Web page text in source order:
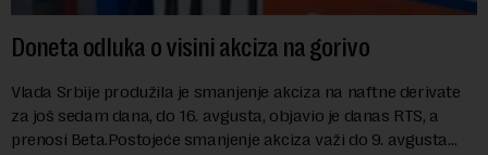
Doneta odluka o visini akciza na gorivo
Vlada Srbije produžila je smanjenje akciza na naftne derivate
za još sedam dana, do 16. avgusta, objavio je danas RTS, a
prenosi Beta.Postojeće smanjenje akciza važi do 9. avgusta